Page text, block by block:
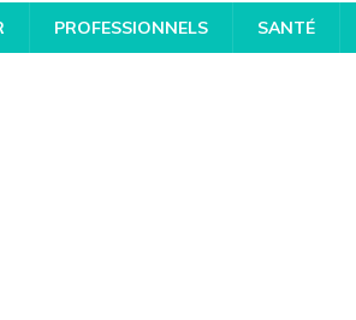
PROFESSIONNELS SANTÉ